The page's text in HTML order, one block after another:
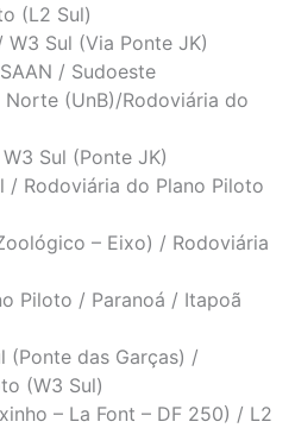
(L2 Sul)
Sul (Via Ponte JK)
/ Sudoeste
(UnB)/Rodoviária do
Sul (Ponte JK)
/ Rodoviária do Plano Piloto
– Eixo) / Rodoviária
Piloto / Paranoá / Itapoã
(Ponte das Garças) /
(W3 Sul)
– La Font – DF 250) / L2